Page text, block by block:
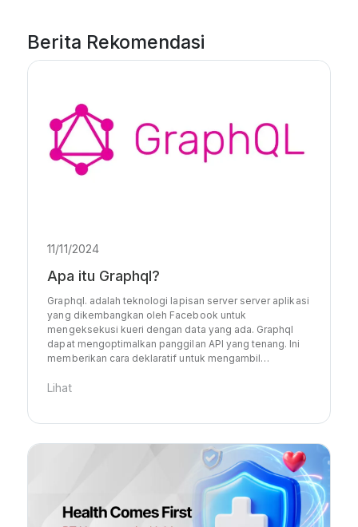
Berita Rekomendasi
11/11/2024
Apa itu Graphql?
Graphql. adalah teknologi lapisan server server aplikasi
yang dikembangkan oleh Facebook untuk
mengeksekusi kueri dengan data yang ada. Graphql
dapat mengoptimalkan panggilan API yang tenang. Ini
memberikan cara deklaratif untuk mengambil…
Lihat